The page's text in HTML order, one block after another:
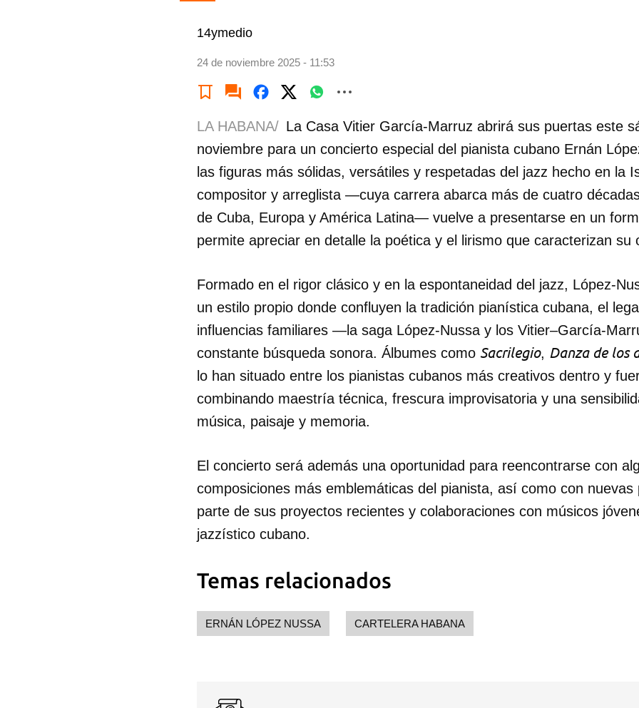
14ymedio
24 de noviembre 2025 - 11:53
Guardar como favorito
Para poder guardar como favorito, primero has de iniciar sesión
cuenta de 14ymedio.
LA HABANA/ La Casa Vitier García-Marruz abrirá sus puertas este
noviembre para un concierto especial del pianista cubano Ernán
las figuras más sólidas, versátiles y respetadas del jazz hecho en la
compositor y arreglista —cuya carrera abarca más de cuatro
de Cuba, Europa y América Latina— vuelve a presentarse en un
permite apreciar en detalle la poética y el lirismo que caracterizan su
Formado en el rigor clásico y en la espontaneidad del jazz, López-
un estilo propio donde confluyen la tradición pianística cubana, el
influencias familiares —la saga López-Nussa y los Vitier–García-
constante búsqueda sonora. Álbumes como Sacrilegio, Danza de los
lo han situado entre los pianistas cubanos más creativos dentro y
combinando maestría técnica, frescura improvisatoria y una
música, paisaje y memoria.
El concierto será además una oportunidad para reencontrarse con
composiciones más emblemáticas del pianista, así como con nuevas
parte de sus proyectos recientes y colaboraciones con músicos
jazzístico cubano.
Temas relacionados
ERNÁN LÓPEZ NUSSA CARTELERA HABANA